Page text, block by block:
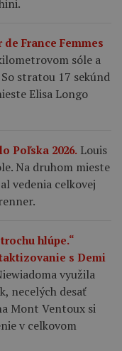
France Femmes
sóle a
stratou 17 sekúnd
Elisa Longo
Poľska 2026. Louis
Na druhom mieste
vedenia celkovej
hlúpe.“
s Demi
využila
necelých desať
Mont Ventoux si
v celkovom